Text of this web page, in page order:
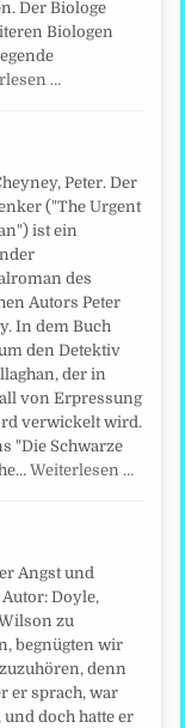
Der Biologe
Biologen
…
Peter. Der
("The Urgent
ist ein
des
Autors Peter
In dem Buch
den Detektiv
der in
von Erpressung
verwickelt wird.
"Die Schwarze
Weiterlesen …
Angst und
Doyle,
zu
begnügten wir
denn
er sprach, war
doch hatte er